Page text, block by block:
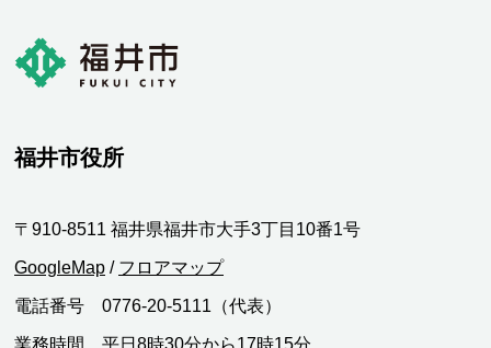
福井市役所
〒910-8511 福井県福井市大手3丁目10番1号
GoogleMap / フロアマップ
電話番号 0776-20-5111（代表）